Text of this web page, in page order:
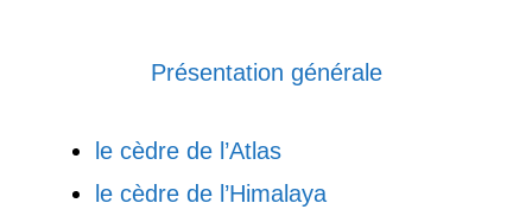
Présentation générale
le cèdre de l’Atlas
le cèdre de l’Himalaya